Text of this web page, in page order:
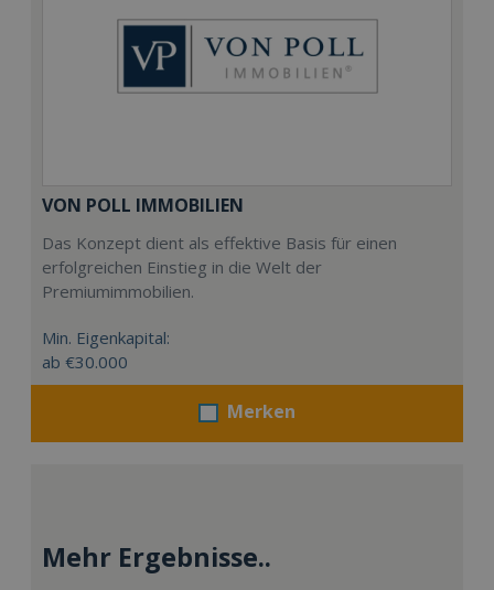
VON POLL IMMOBILIEN
Das Konzept dient als effektive Basis für einen
erfolgreichen Einstieg in die Welt der
Premiumimmobilien.
Min. Eigenkapital:
ab €30.000
Merken
Mehr Ergebnisse..